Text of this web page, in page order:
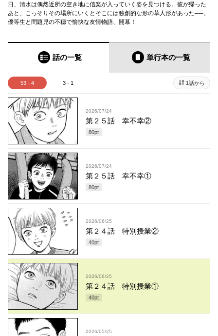
日、清水は偶然近所の空き地に信楽が入っていく姿を見つける。彼が帰った
あと、こっそりその場所にいくとそこには独創的な形の草人形があった──。
優等生と問題児の不穏で愉快な友情物語、開幕！
話の一覧 単行本の一覧
53 - 4 3 - 1 1話から
2026/07/24
第２５話 幸不幸②
80pt
2026/07/24
第２５話 幸不幸①
80pt
2026/06/25
第２４話 特別授業②
40pt
2026/06/25
第２４話 特別授業①
40pt
2026/05/25